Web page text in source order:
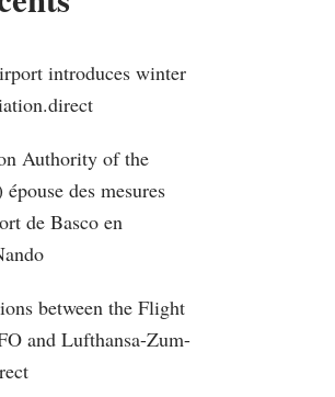
introduces winter
Authority of the
des mesures
de Basco en
between the Flight
and Lufthansa-Zum-